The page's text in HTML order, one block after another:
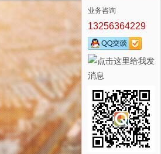
业务咨询
13256364229